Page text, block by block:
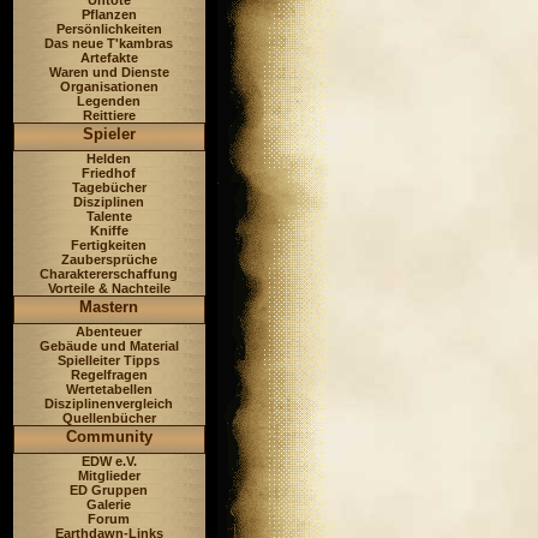
Pflanzen
Persönlichkeiten
Das neue T'kambras
Artefakte
Waren und Dienste
Organisationen
Legenden
Reittiere
Spieler
Helden
Friedhof
Tagebücher
Disziplinen
Talente
Kniffe
Fertigkeiten
Zaubersprüche
Charaktererschaffung
Vorteile & Nachteile
Mastern
Abenteuer
Gebäude und Material
Spielleiter Tipps
Regelfragen
Wertetabellen
Disziplinenvergleich
Quellenbücher
Community
EDW e.V.
Mitglieder
ED Gruppen
Galerie
Forum
Earthdawn-Links